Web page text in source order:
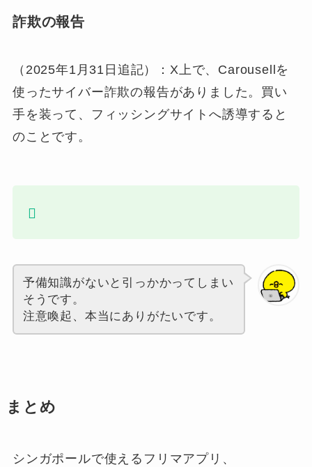
詐欺の報告
（2025年1月31日追記）：X上で、Carousellを
使ったサイバー詐欺の報告がありました。買い
手を装って、フィッシングサイトへ誘導すると
のことです。
予備知識がないと引っかかってしまい
そうです。
注意喚起、本当にありがたいです。
まとめ
シンガポールで使えるフリマアプリ、